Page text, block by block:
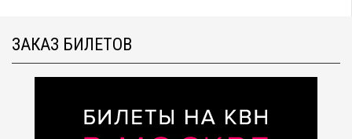
ЗАКАЗ БИЛЕТОВ